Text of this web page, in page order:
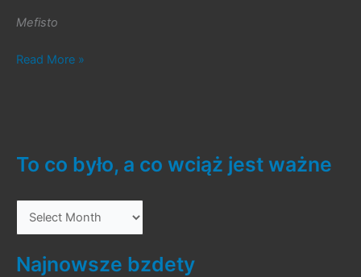
Mefisto
#421.
Read More »
To co było, a co wciąż jest ważne
o
c
Najnowsze bzdety